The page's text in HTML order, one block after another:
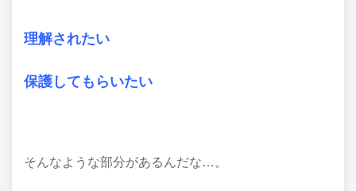
理解されたい
保護してもらいたい
そんなような部分があるんだな…。